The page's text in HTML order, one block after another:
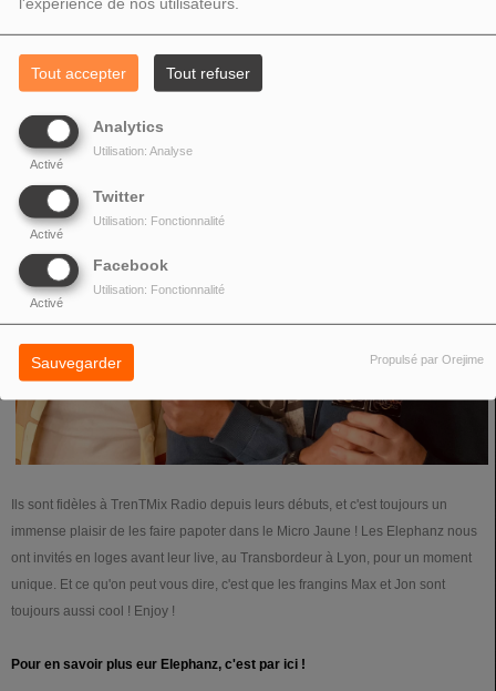
Tout accepter Tout refuser
Analytics
Activé
Utilisation: Analyse
Twitter
Activé
Utilisation: Fonctionnalité
Facebook
Activé
Utilisation: Fonctionnalité
Sauvegarder Propulsé par Orejime
Ils sont fidèles à TrenTMix Radio depuis leurs débuts, et c'est toujours un
immense plaisir de les faire papoter dans le Micro Jaune ! Les Elephanz nous
ont invités en loges avant leur live, au Transbordeur à Lyon, pour un moment
unique. Et ce qu'on peut vous dire, c'est que les frangins Max et Jon sont
toujours aussi cool ! Enjoy !
Pour en savoir plus eur Elephanz, c'est par ici !